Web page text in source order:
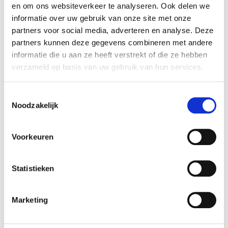
en om ons websiteverkeer te analyseren. Ook delen we
informatie over uw gebruik van onze site met onze
partners voor social media, adverteren en analyse. Deze
partners kunnen deze gegevens combineren met andere
informatie die u aan ze heeft verstrekt of die ze hebben
verzameld op basis van uw gebruik van hun services.
Noodzakelijk
Voorkeuren
Statistieken
Marketing
wordt geoptimaliseerd.
Wat is het voordeel van een
samenwerking met Rivez-Zuiderhuis
afspraken betekent dat je precies weet waar je aan
kostenstructuur zonder verborgen kosten, wat